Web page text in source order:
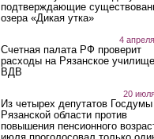
подтверждающие
озера «Дикая утка»
4
Счетная палата РФ проверит
расходы на Рязанское училище
ВДВ
20
Из четырех депутатов Госдумы
Рязанской области против
повышения пенсионного